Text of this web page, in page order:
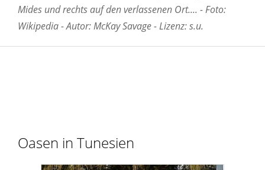
Mides und rechts auf den verlassenen Ort.... - Foto:
Wikipedia - Autor: McKay Savage - Lizenz: s.u.
Oasen in Tunesien